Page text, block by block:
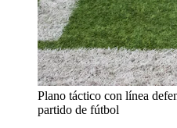
Plano táctico con línea
partido de fútbol